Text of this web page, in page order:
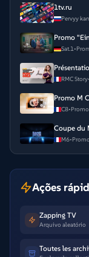
1tv.ru
Pervyy
Promo
Sat.1•
RMC Story•
Promo M
C8•Promo
Coupe du
M6•
Ações
Zapping TV
Arquivo aleatório
Toutes les